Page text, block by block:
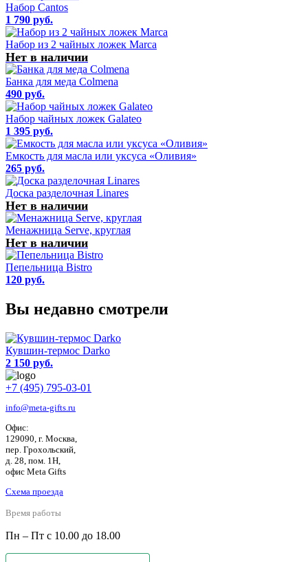
Набор Cantos
1 790 руб.
Набор из 2 чайных ложек Marca
Нет в наличии
Банка для меда Colmena
490 руб.
Набор чайных ложек Galateo
1 395 руб.
Емкость для масла или уксуса «Оливия»
265 руб.
Доска разделочная Linares
Нет в наличии
Менажница Serve, круглая
Нет в наличии
Пепельница Bistro
120 руб.
Вы недавно смотрели
Кувшин-термос Darko
2 150 руб.
+7 (495) 795-03-01
info@meta-gifts.ru
Офис:
129090, г. Москва,
пер. Грохольский,
д. 28, пом. 1Н,
офис Meta Gifts
Схема проезда
Время работы
Пн – Пт с 10.00 до 18.00